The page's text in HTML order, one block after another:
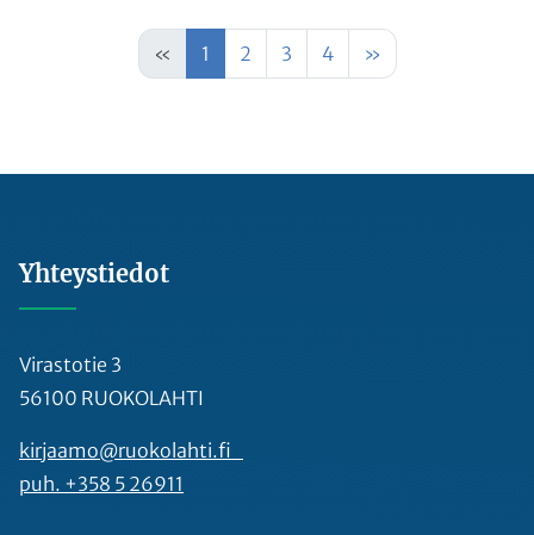
« 1 2 3 4 »
Yhteystiedot
Virastotie 3
56100 RUOKOLAHTI
kirjaamo@ruokolahti.fi
puh. +358 5 26911